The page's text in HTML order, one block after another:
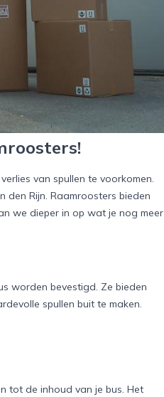
van spullen te voorkomen.
den Rijn. Raamroosters bieden
we dieper in op wat je nog meer
worden bevestigd. Ze bieden
spullen buit te maken.
tot de inhoud van je bus. Het